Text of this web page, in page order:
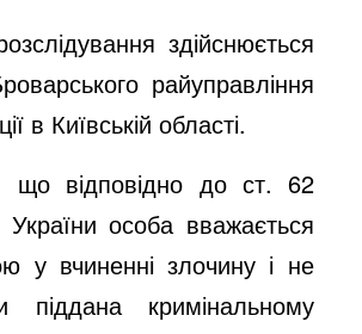
здійснюється
райуправління
в Київській області.
що відповідно до ст. 62
України особа вважається
у вчиненні злочину і не
піддана кримінальному